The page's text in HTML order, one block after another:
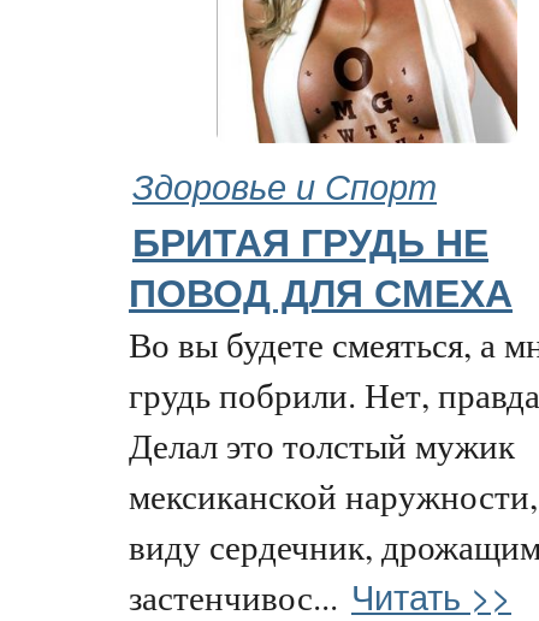
Здоровье и Спорт
БРИТАЯ ГРУДЬ НЕ
ПОВОД ДЛЯ СМЕХА
Во вы будете смеяться, а
грудь побрили. Нет,
Делал это толстый мужик
мексиканской
виду сердечник,
застенчивос... Читать >>